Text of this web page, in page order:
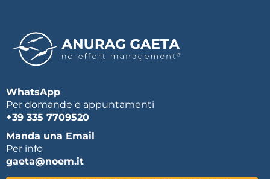
WhatsApp
Per domande e appuntamenti
+39 335 7709520
Manda una Email
Per info
gaeta@noem.it